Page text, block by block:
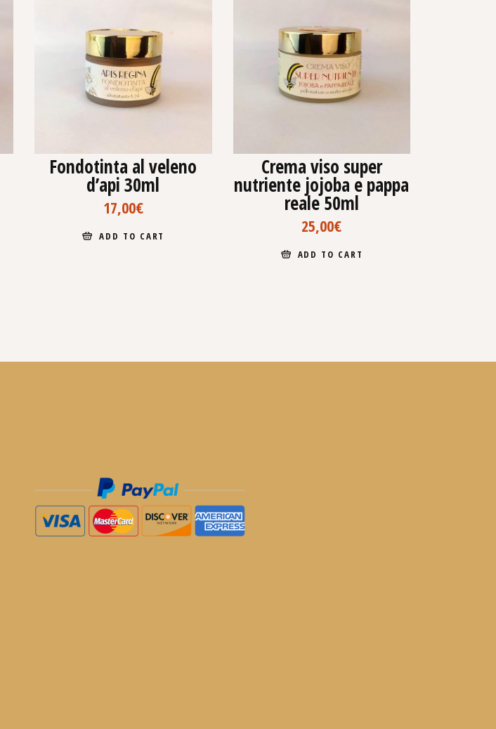
Fondotinta al veleno
d’api 30ml
17,00€
ADD TO CART
Crema viso super
nutriente jojoba e pappa
reale 50ml
25,00€
ADD TO CART